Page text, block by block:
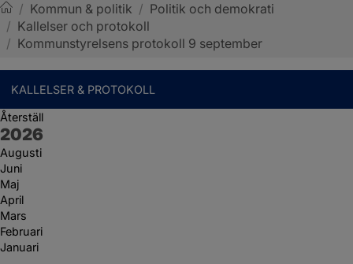
Sotenäs kommun
/ Kommun & politik / Politik och demokrati
/ Kallelser och protokoll
/ Kommunstyrelsens protokoll 9 september
KALLELSER & PROTOKOLL
Återställ
År:
2026
Augusti
Juni
Maj
April
Mars
Februari
Januari